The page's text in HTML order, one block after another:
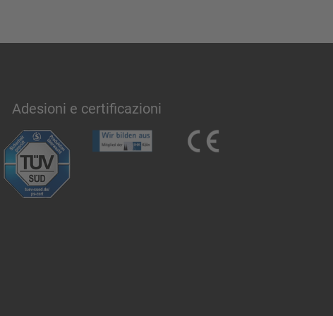
Adesioni e certificazioni